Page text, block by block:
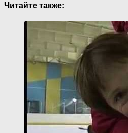
Читайте также: